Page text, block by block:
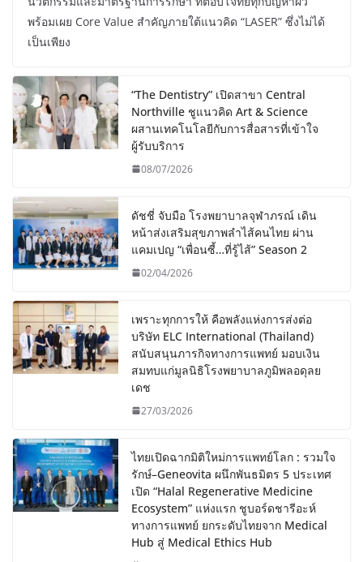
พร้อมเผย Core Value สำคัญภายใต้แนวคิด “LASER” ซึ่งไม่ได้
เป็นเพียง
“The Dentistry” เปิดสาขา Central
Northville ชูแนวคิด Art & Science
ผสานเทคโนโลยีกับการสื่อสารที่เข้าใจ
ผู้รับบริการ
08/07/2026
ดัชชี่ จับมือ โรงพยาบาลจุฬาภรณ์ เดิน
หน้าส่งเสริมสุขภาพลำไส้คนไทย ผ่าน
แคมเปญ “เพื่อนซี้…ที่รู้ไส้” Season 2
02/04/2026
เพราะทุกการให้ คือพลังแห่งการส่งต่อ
บริษัท ELC International (Thailand)
สนับสนุนภารกิจทางการแพทย์ มอบเงิน
สมทบแก่มูลนิธิโรงพยาบาลภูมิพลอดุลย
เดช
27/03/2026
ไทยเปิดฉากมิติใหม่การแพทย์โลก : รวมใจ
รักษ์–Geneovita ผนึกพันธมิตร 5 ประเทศ
เปิด “Halal Regenerative Medicine
Ecosystem” แห่งแรก ชูบอร์ดชารีอะห์
ทางการแพทย์ ยกระดับไทยจาก Medical
Hub สู่ Medical Ethics Hub